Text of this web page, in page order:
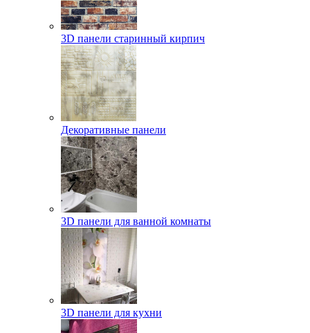
3D панели старинный кирпич
Декоративные панели
3D панели для ванной комнаты
3D панели для кухни